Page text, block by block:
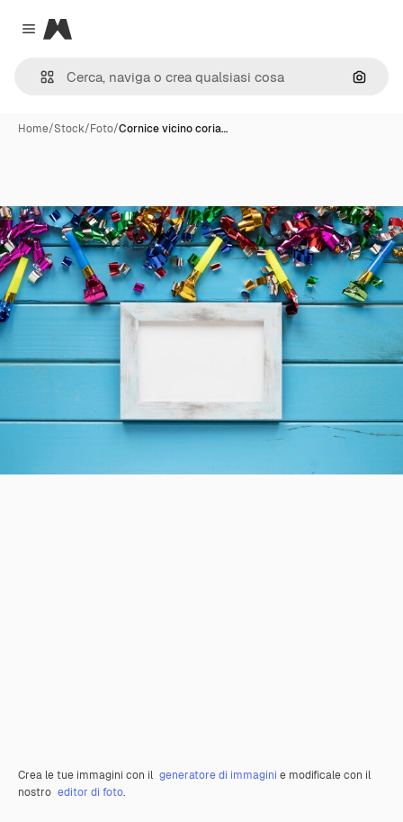
Close menu
Magnific
Cerca
Home/Stock/Foto/Cornice vicino coria…
Crea le tue immagini con il generatore di immagini e modificale con il
nostro editor di foto.